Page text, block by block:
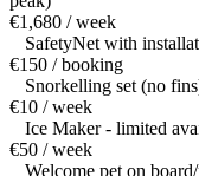
€1,680 / week
SafetyNet with
€150 / booking
Snorkelling set (no
€10 / week
Ice Maker - limited
€50 / week
Welcome pet on